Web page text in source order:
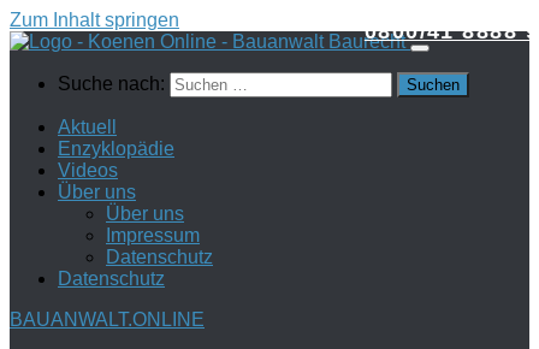
Zum Inhalt springen
Suche nach:
Aktuell
Enzyklopädie
Videos
Über uns
Über uns
Impressum
Datenschutz
Datenschutz
BAUANWALT.ONLINE
0800/41 8888 9